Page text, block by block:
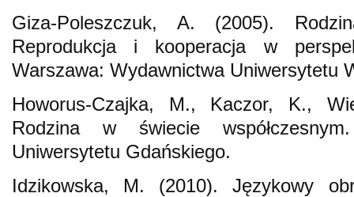
Giza-Poleszczuk, A. (2005).
Reprodukcja i kooperacja w
Warszawa: Wydawnictwa Uniwersytetu
Howorus-Czajka, M., Kaczor, K.,
Rodzina w świecie
Uniwersytetu Gdańskiego.
Idzikowska, M. (2010). Językowy